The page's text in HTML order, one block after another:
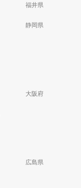
福井県
静岡県
大阪府
広島県